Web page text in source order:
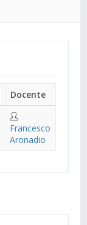
Docente
Francesco
Aronadio